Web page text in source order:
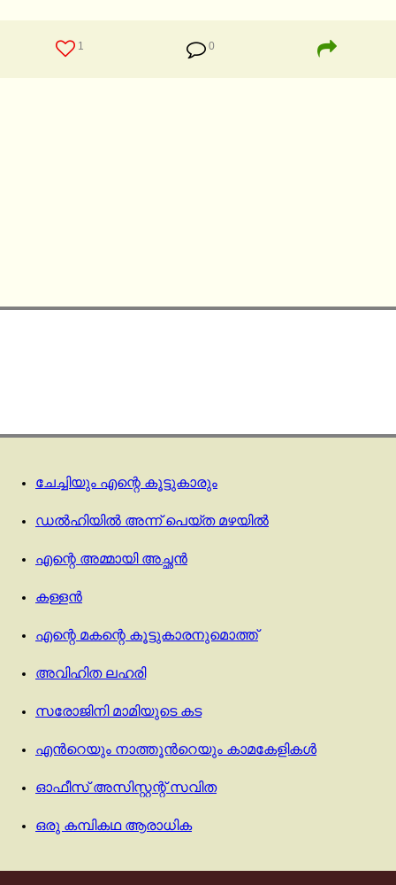
1 0
ചേച്ചിയും എന്റെ കൂട്ടുകാരും
ഡൽഹിയിൽ അന്ന് പെയ്ത മഴയിൽ
എന്റെ അമ്മായി അച്ഛൻ
കള്ളൻ
എന്റെ മകന്റെ കൂട്ടുകാരനുമൊത്ത്
അവിഹിത ലഹരി
സരോജിനി മാമിയുടെ കട
എന്‍റെയും നാത്തൂന്‍റെയും കാമകേളികൾ
ഓഫീസ് അസിസ്റ്റന്റ് സവിത
ഒരു കമ്പികഥ ആരാധിക